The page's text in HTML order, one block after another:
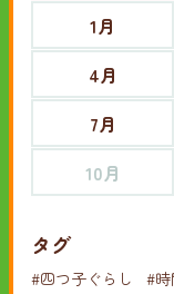
1月
4月
7月
10月
タグ
#四つ子ぐらし #